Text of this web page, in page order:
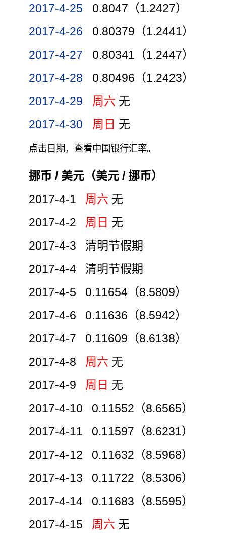
2017-4-25
0.8047（1.2427）
2017-4-26
0.80379（1.2441）
2017-4-27
0.80341（1.2447）
2017-4-28
0.80496（1.2423）
2017-4-29
周六 无
2017-4-30
周日 无
点击日期，查看中国银行汇率。
挪币 / 美元（美元 / 挪币）
2017-4-1 周六 无
2017-4-2 周日 无
2017-4-3 清明节假期
2017-4-4 清明节假期
2017-4-5 0.11654（8.5809）
2017-4-6 0.11636（8.5942）
2017-4-7 0.11609（8.6138）
2017-4-8 周六 无
2017-4-9 周日 无
2017-4-10 0.11552（8.6565）
2017-4-11 0.11597（8.6231）
2017-4-12 0.11632（8.5968）
2017-4-13 0.11722（8.5306）
2017-4-14 0.11683（8.5595）
2017-4-15 周六 无